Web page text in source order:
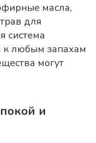
масла,
для
система
к любым запахам
могут
и